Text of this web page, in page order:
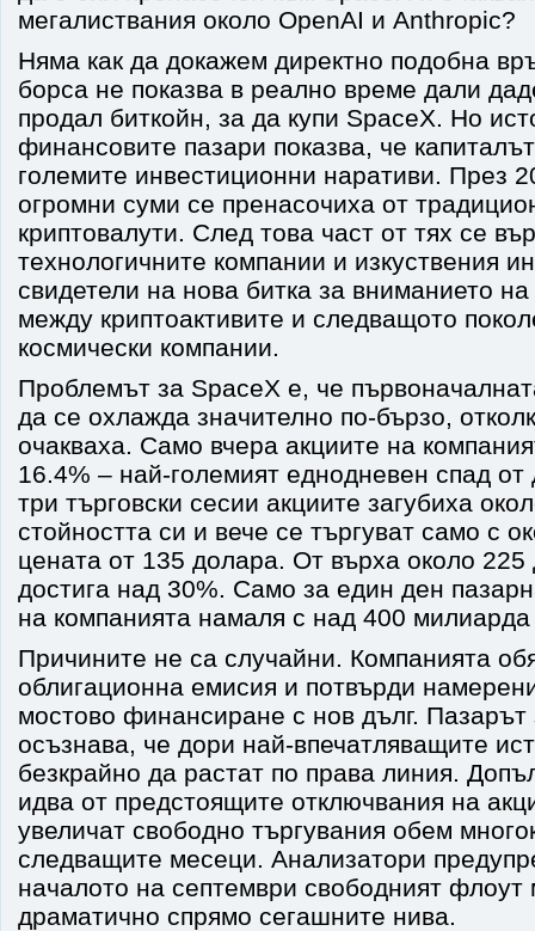
мегалиствания около OpenAI и Anthropic?
Няма как да докажем директно подобна
борса не показва в реално време дали
продал биткойн, за да купи SpaceX. Но
финансовите пазари показва, че
големите инвестиционни наративи. През
огромни суми се пренасочиха от
криптовалути. След това част от тях се
технологичните компании и изкуствения
свидетели на нова битка за вниманието
между криптоактивите и следващото
космически компании.
Проблемът за SpaceX е, че
да се охлажда значително по-бързо,
очакваха. Само вчера акциите на
16.4% – най-големият еднодневен спад
три търговски сесии акциите загубиха
стойността си и вече се търгуват само с
цената от 135 долара. От върха около 225
достига над 30%. Само за един ден
на компанията намаля с над 400
Причините не са случайни. Компанията
облигационна емисия и потвърди
мостово финансиране с нов дълг. Пазарът
осъзнава, че дори най-впечатляващите
безкрайно да растат по права линия.
идва от предстоящите отключвания на
увеличат свободно търгувания обем
следващите месеци. Анализатори
началото на септември свободният
драматично спрямо сегашните нива.